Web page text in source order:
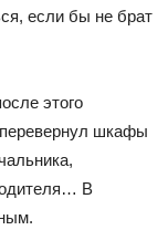
если бы не брат
этого
шкафы
В